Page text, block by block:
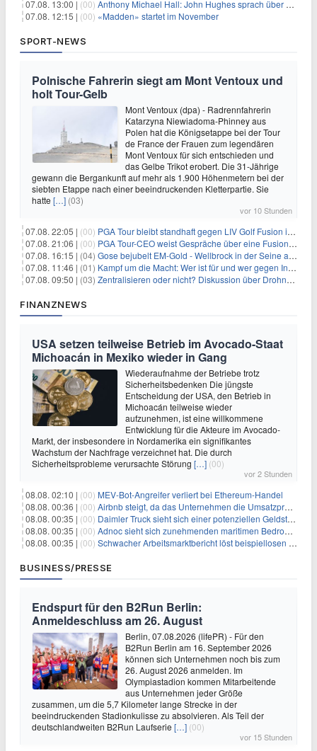
07.08. 13:00 | (00) Anthony Michael Hall: John Hughes sprach über eine Fortsetzung von 'The Breakfast Club'
07.08. 12:15 | (00) «Madden» startet im November
SPORT-NEWS
Polnische Fahrerin siegt am Mont Ventoux und
holt Tour-Gelb
Mont Ventoux (dpa) - Radrennfahrerin
Katarzyna Niewiadoma-Phinney aus
Polen hat die Königsetappe bei der Tour
de France der Frauen zum legendären
Mont Ventoux für sich entschieden und
das Gelbe Trikot erobert. Die 31-Jährige
gewann die Bergankunft auf mehr als 1.900 Höhenmetern bei der
siebten Etappe nach einer beeindruckenden Kletterpartie. Sie
hatte […] (03)
vor 10 Stunden
07.08. 22:05 | (00) PGA Tour bleibt standhaft gegen LIV Golf Fusion in einem sich wandelnden Sportumfeld
07.08. 21:06 | (00) PGA Tour-CEO weist Gespräche über eine Fusion mit LIV Golf zurück und bekräftigt die Wettbewerbslandschaft
07.08. 16:15 | (04) Gose bejubelt EM-Gold - Wellbrock in der Seine ausgebremst
07.08. 11:46 | (01) Kampf um die Macht: Wer ist für und wer gegen Infantino?
07.08. 09:50 | (03) Zentralisieren oder nicht? Diskussion über Drohnenabwehr
FINANZNEWS
USA setzen teilweise Betrieb im Avocado-Staat
Michoacán in Mexiko wieder in Gang
Wiederaufnahme der Betriebe trotz
Sicherheitsbedenken Die jüngste
Entscheidung der USA, den Betrieb in
Michoacán teilweise wieder
aufzunehmen, ist eine willkommene
Entwicklung für die Akteure im Avocado-
Markt, der insbesondere in Nordamerika ein signifikantes
Wachstum der Nachfrage verzeichnet hat. Die durch
Sicherheitsprobleme verursachte Störung […] (00)
vor 2 Stunden
08.08. 02:10 | (00) MEV-Bot-Angreifer verliert bei Ethereum-Handel
08.08. 00:36 | (00) Airbnb steigt, da das Unternehmen die Umsatzprognose anhebt und starkes Wachstum signalisiert
08.08. 00:35 | (00) Daimler Truck sieht sich einer potenziellen Geldstrafe von 1 Milliarde Euro aufgrund von EU-Emissionsvorschriften gegenüber
08.08. 00:35 | (00) Adnoc sieht sich zunehmenden maritimen Bedrohungen angesichts regionaler Spannungen gegenüber
08.08. 00:35 | (00) Schwacher Arbeitsmarktbericht löst beispiellosen Börsenanstieg aus
BUSINESS/PRESSE
Endspurt für den B2Run Berlin:
Anmeldeschluss am 26. August
Berlin, 07.08.2026 (lifePR) - Für den
B2Run Berlin am 16. September 2026
können sich Unternehmen noch bis zum
26. August 2026 anmelden. Im
Olympiastadion kommen Mitarbeitende
aus Unternehmen jeder Größe
zusammen, um die 5,7 Kilometer lange Strecke in der
beeindruckenden Stadionkulisse zu absolvieren. Als Teil der
deutschlandweiten B2Run Laufserie […] (00)
vor 15 Stunden